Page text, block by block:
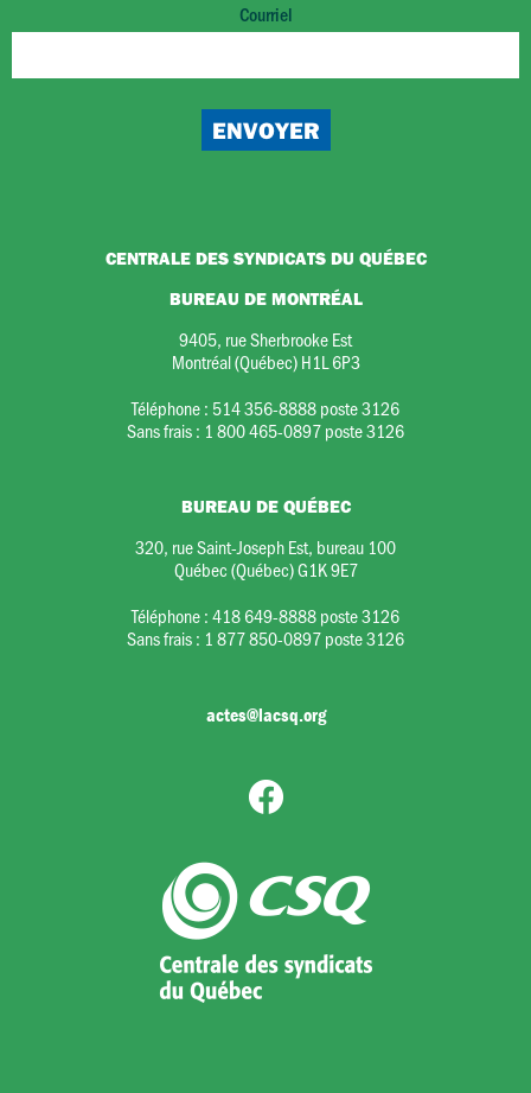
Courriel
CENTRALE DES SYNDICATS DU QUÉBEC
BUREAU DE MONTRÉAL
9405, rue Sherbrooke Est
Montréal (Québec) H1L 6P3
Téléphone : 514 356-8888 poste 3126
Sans frais : 1 800 465-0897 poste 3126
BUREAU DE QUÉBEC
320, rue Saint-Joseph Est, bureau 100
Québec (Québec) G1K 9E7
Téléphone :418 649-8888 poste 3126
Sans frais : 1 877 850-0897 poste 3126
actes@lacsq.org